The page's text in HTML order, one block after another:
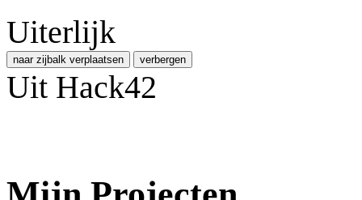
Uiterlijk
naar zijbalk verplaatsen verbergen
Uit Hack42